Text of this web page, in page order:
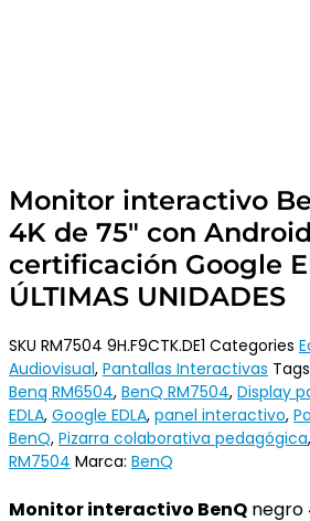
Monitor interactivo
4K de 75″ con
certificación Google
ÚLTIMAS UNIDADES
SKU RM7504 9H.F9CTK.DE1 Categories
Audiovisual, Pantallas Interactivas Tags
Benq RM6504, BenQ RM7504, Display
EDLA, Google EDLA, panel interactivo,
BenQ, Pizarra colaborativa pedagógica,
RM7504 Marca: BenQ
Monitor interactivo BenQ negro